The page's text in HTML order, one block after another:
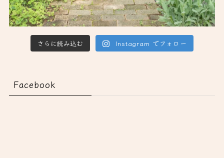
さらに読み込む Instagram でフォロー
Facebook